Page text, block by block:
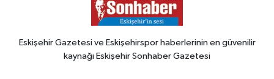
Eskişehir Gazetesi ve Eskişehirspor haberlerinin en güvenilir
kaynağı Eskişehir Sonhaber Gazetesi